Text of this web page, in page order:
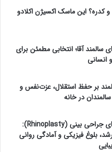
این ماسک اکسیژن اکلادو
سالمند آقا؛ انتخابی مطمئن برای
انسانی
بر حفظ استقلال، عزت‌نفس و
در خانه
بهترین سن برای جراحی بینی (Rhinoplasty):
بلوغ فیزیکی و آمادگی روانی